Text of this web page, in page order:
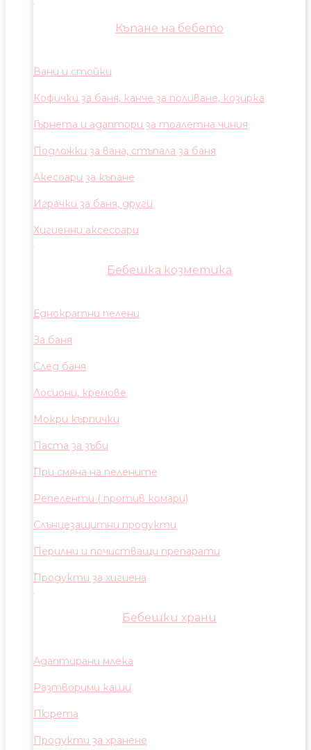
Къпане на бебето
Вани и стойки
Кофички за баня, канче за поливане, козирка
Гърнета и адаптори за тоалетна чиния
Подложки за вана, стъпала за баня
Акесоари за къпане
Играчки за баня, други
Хигиенни аксесоари
Бебешка козметика
Еднократни пелени
За баня
След баня
Лосиони, кремове
Мокри кърпички
Паста за зъби
При смяна на пелените
Репеленти ( против комари)
Слънцезащитни продукти
Перилни и почистващи препарати
Продукти за хигиена
Бебешки храни
Адаптирани млека
Разтворими каши
Пюрета
Продукти за хранене